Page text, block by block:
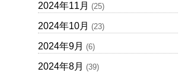
2024年11月 (25)
2024年10月 (23)
2024年9月 (6)
2024年8月 (39)